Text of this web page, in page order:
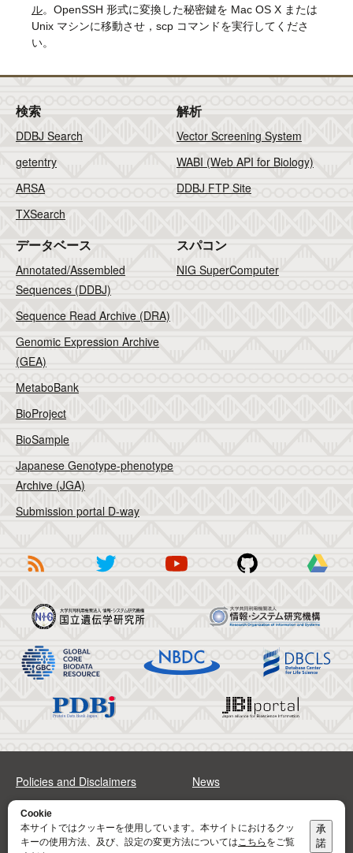
ル。OpenSSH 形式に変換した秘密鍵を Mac OS X または
Unix マシンに移動させ，scp コマンドを実行してくださ
い。
検索
DDBJ Search
getentry
ARSA
TXSearch
解析
Vector Screening System
WABI (Web API for Biology)
DDBJ FTP Site
データベース
Annotated/Assembled
Sequences (DDBJ)
Sequence Read Archive (DRA)
Genomic Expression Archive
(GEA)
MetaboBank
BioProject
BioSample
Japanese Genotype-phenotype
Archive (JGA)
Submission portal D-way
スパコン
NIG SuperComputer
Policies and Disclaimers News
FAQs
Cookie
本サイトではクッキーを使用しています。本サイトにおけるクッ
キーの使用方法、及び、設定の変更方法についてはこちら をご覧
承
諾